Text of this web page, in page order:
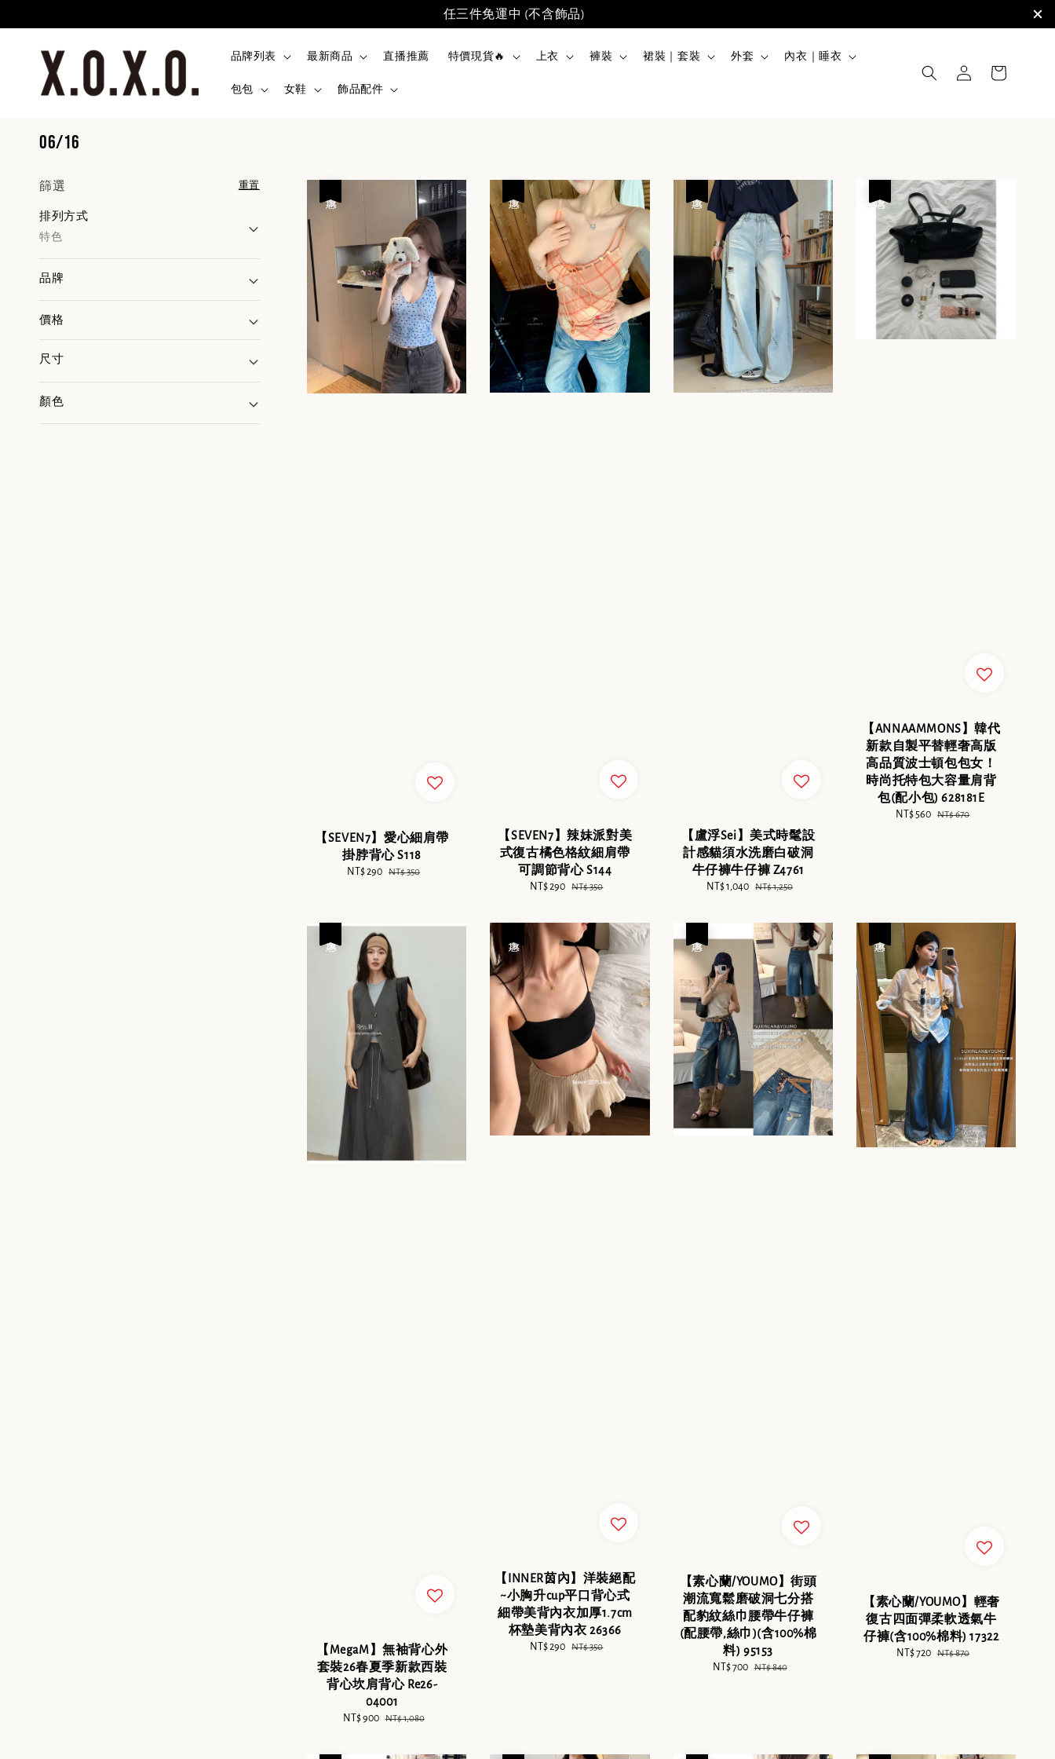
任三件免運中 (不含飾品)
品牌列表 最新商品 直播推薦 特價現貨🔥 上衣 褲裝 裙裝｜套裝 外套 內衣｜睡衣
包包 女鞋 飾品配件
06/16
篩選 重置
排列方式
特色
品牌
價格
尺寸
顏色
【SEVEN7】愛心細肩帶
掛脖背心 S118
Sale
NT$ 290 Regular
NT$ 350
【SEVEN7】辣妹派對美
式復古橘色格紋細肩帶
可調節背心 S144
Sale
NT$ 290 Regular
NT$ 350
【盧浮Sei】美式時髦設
計感貓須水洗磨白破洞
牛仔褲牛仔褲 Z4761
Sale
NT$ 1,040 Regular
NT$ 1,250
【ANNAAMMONS】韓代
新款自製平替輕奢高版
高品質波士頓包包女！
時尚托特包大容量肩背
包(配小包) 628181E
Sale
NT$ 560 Regular
NT$ 670
【MegaM】無袖背心外
套裝26春夏季新款西裝
背心坎肩背心 Re26-
04001
Sale
NT$ 900 Regular
NT$ 1,080
【INNER茵內】洋裝絕配
~小胸升cup平口背心式
細帶美背內衣加厚1.7cm
杯墊美背內衣 26366
Sale
NT$ 290 Regular
NT$ 350
【素心蘭/YOUMO】街頭
潮流寬鬆磨破洞七分搭
配豹紋絲巾腰帶牛仔褲
(配腰帶,絲巾)(含100%棉
料) 95153
Sale
NT$ 700 Regular
NT$ 840
【素心蘭/YOUMO】輕奢
復古四面彈柔軟透氣牛
仔褲(含100%棉料) 17322
Sale
NT$ 720 Regular
NT$ 870